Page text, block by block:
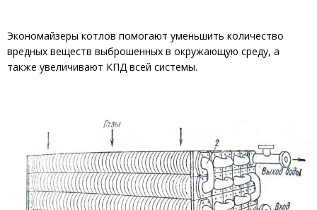
Экономайзеры котлов помогают уменьшить количество
вредных веществ выброшенных в окружающую среду, а
также увеличивают КПД всей системы.